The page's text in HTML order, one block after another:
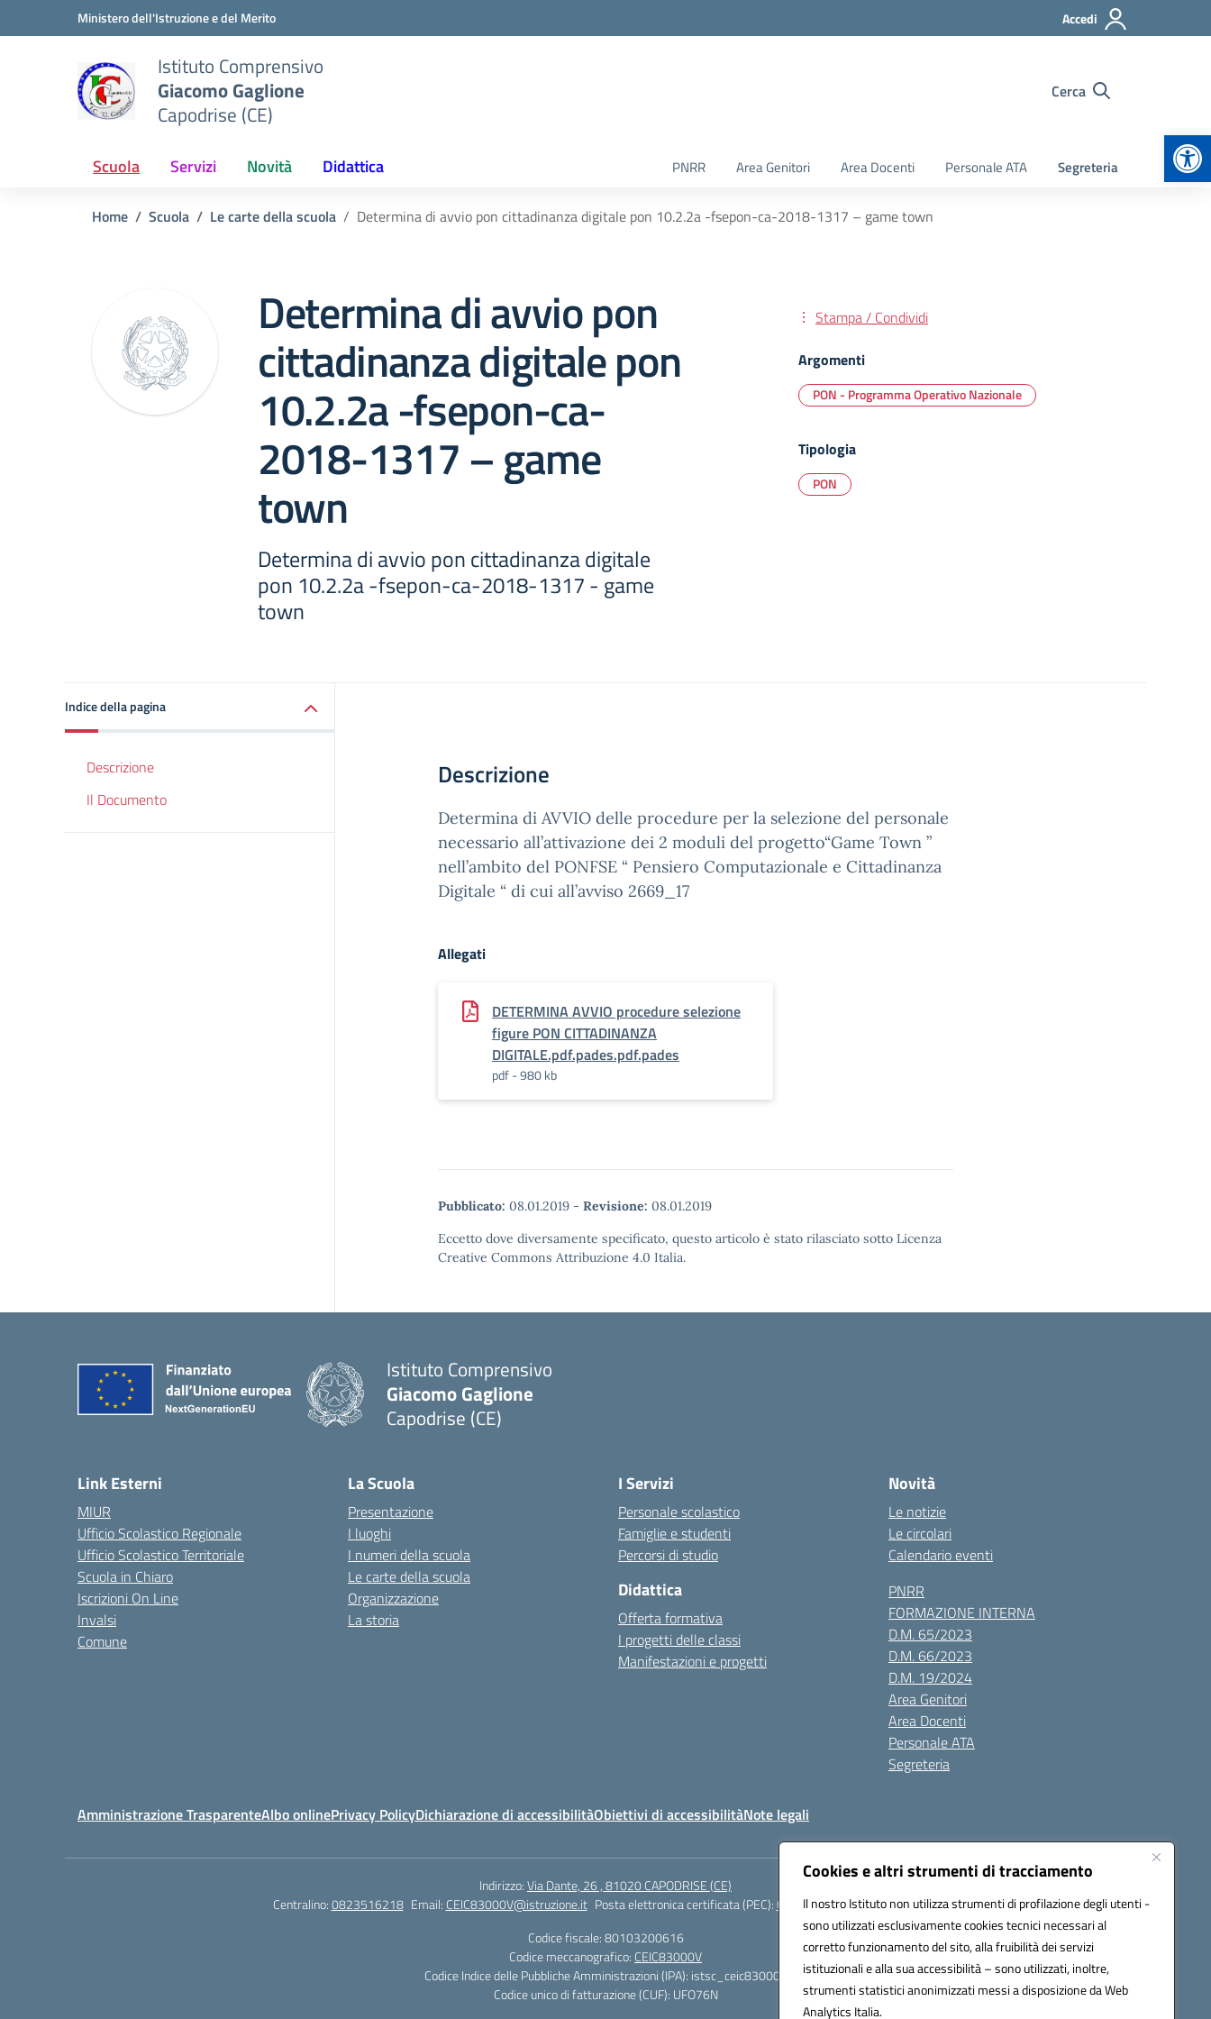
Cookies e altri strumenti di tracciamento
Il nostro Istituto non utilizza strumenti di profilazione degli utenti -
sono utilizzati esclusivamente cookies tecnici necessari al
corretto funzionamento del sito, alla fruibilità dei servizi
istituzionali e alla sua accessibilità – sono utilizzati, inoltre,
strumenti statistici anonimizzati messi a disposizione da Web
Analytics Italia.
Vai ai contenuti
Vai al menu di navigazioneMinistero dell'Istruzione e del Merito Accedi
Istituto Comprensivo
Giacomo Gaglione
Capodrise (CE)
Cerca
Scuola Servizi Novità Didattica PNRR Area Genitori Area Docenti Personale ATA Segreteria
Home Scuola Le carte della scuola Determina di avvio pon cittadinanza digitale pon 10.2.2a -fsepon-ca-2018-1317 – game town
Determina di avvio pon
cittadinanza digitale pon
10.2.2a -fsepon-ca-
2018-1317 – game
town
Determina di avvio pon cittadinanza digitale
pon 10.2.2a -fsepon-ca-2018-1317 - game
town
Stampa / Condividi
Argomenti
PON - Programma Operativo Nazionale
Tipologia
PON
Indice della pagina
Descrizione
Il Documento
Descrizione
Determina di AVVIO delle procedure per la selezione del personale
necessario all’attivazione dei 2 moduli del progetto“Game Town ”
nell’ambito del PONFSE “ Pensiero Computazionale e Cittadinanza
Digitale “ di cui all’avviso 2669_17
Allegati
DETERMINA AVVIO procedure selezione
figure PON CITTADINANZA
DIGITALE.pdf.pades.pdf.pades
pdf - 980 kb
Pubblicato: 08.01.2019 - Revisione: 08.01.2019
Eccetto dove diversamente specificato, questo articolo è stato rilasciato sotto Licenza
Creative Commons Attribuzione 4.0 Italia.
Istituto Comprensivo
Giacomo Gaglione
Capodrise (CE)
Link Esterni
MIUR
Ufficio Scolastico Regionale
Ufficio Scolastico Territoriale
Scuola in Chiaro
Iscrizioni On Line
Invalsi
Comune
La Scuola
Presentazione
I luoghi
I numeri della scuola
Le carte della scuola
Organizzazione
La storia
I Servizi
Personale scolastico
Famiglie e studenti
Percorsi di studio
Didattica
Offerta formativa
I progetti delle classi
Manifestazioni e progetti
Novità
Le notizie
Le circolari
Calendario eventi
PNRR
FORMAZIONE INTERNA
D.M. 65/2023
D.M. 66/2023
D.M. 19/2024
Area Genitori
Area Docenti
Personale ATA
Segreteria
Amministrazione TrasparenteAlbo onlinePrivacy PolicyDichiarazione di accessibilitàObiettivi di accessibilitàNote legali
Indirizzo:Via Dante, 26 , 81020 CAPODRISE (CE)
Centralino:0823516218 Email: CEIC83000V@istruzione.it Posta elettronica certificata (PEC): CEIC83000V@pec.istruzione.it
Codice fiscale: 80103200616
Codice meccanografico: CEIC83000V
Codice Indice delle Pubbliche Amministrazioni (IPA): istsc_ceic83000v
Codice unico di fatturazione (CUF): UFO76N